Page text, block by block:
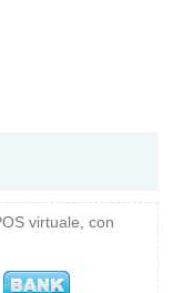
virtuale, con